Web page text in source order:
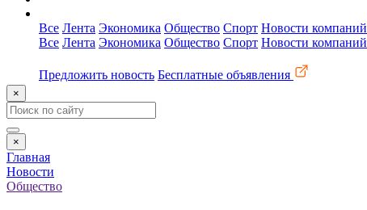
Все Лента Экономика Общество Спорт Новости компаний
Все Лента Экономика Общество Спорт Новости компаний
Предложить новость Бесплатные объявления
×
×
Главная
Новости
Общество